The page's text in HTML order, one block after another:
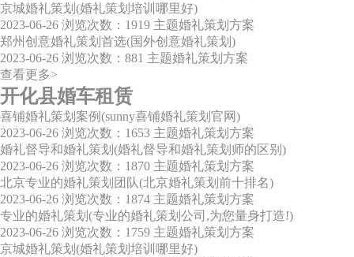
京城婚礼策划(婚礼策划培训哪里好)
2023-06-26 浏览次数：1919 主题婚礼策划方案
郑州创意婚礼策划首选(国外创意婚礼策划)
2023-06-26 浏览次数：881 主题婚礼策划方案
查看更多>
开化县婚车租赁
喜铺婚礼策划案例(sunny喜铺婚礼策划官网)
2023-06-26 浏览次数：1653 主题婚礼策划方案
婚礼督导和婚礼策划(婚礼督导和婚礼策划师的区别)
2023-06-26 浏览次数：1870 主题婚礼策划方案
北京专业的婚礼策划团队(北京婚礼策划前十排名)
2023-06-26 浏览次数：1874 主题婚礼策划方案
专业的婚礼策划(专业的婚礼策划公司,为您量身打造!)
2023-06-26 浏览次数：1759 主题婚礼策划方案
京城婚礼策划(婚礼策划培训哪里好)